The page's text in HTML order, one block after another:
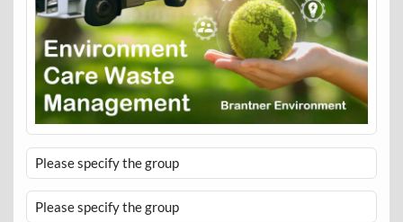
Please specify the group
Please specify the group